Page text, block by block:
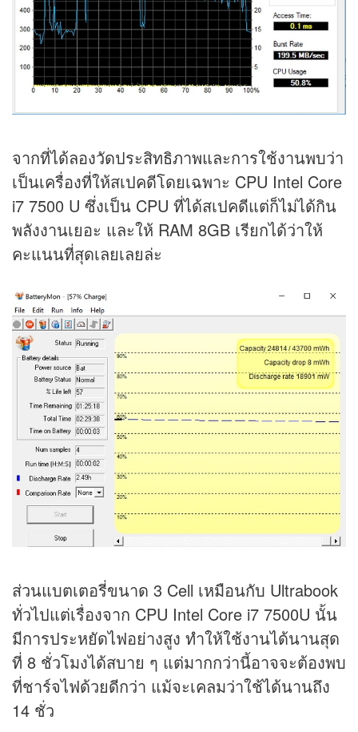
จากที่ได้ลองวัดประสิทธิภาพและการใช้งานพบว่า
เป็นเครื่องที่ให้สเปคดีโดยเฉพาะ CPU Intel Core
i7 7500 U ซึ่งเป็น CPU ที่ได้สเปคดีแต่ก็ไม่ได้กิน
พลังงานเยอะ และให้ RAM 8GB เรียกได้ว่าให้
คะแนนที่สุดเลยเลยล่ะ
ส่วนแบตเตอรี่ขนาด 3 Cell เหมือนกับ Ultrabook
ทั่วไปแต่เรื่องจาก CPU Intel Core i7 7500U นั้น
มีการประหยัดไฟอย่างสูง ทำให้ใช้งานได้นานสุด
ที่ 8 ชั่วโมงได้สบาย ๆ แต่มากกว่านี้อาจจะต้องพบ
ที่ชาร์จไฟด้วยดีกว่า แม้จะเคลมว่าใช้ได้นานถึง
14 ชั่ว